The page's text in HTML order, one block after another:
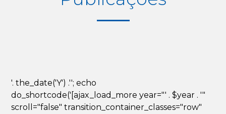
'. the_date('Y') .''; echo
do_shortcode('[ajax_load_more year="' . $year . '"
scroll="false" transition_container_classes="row"